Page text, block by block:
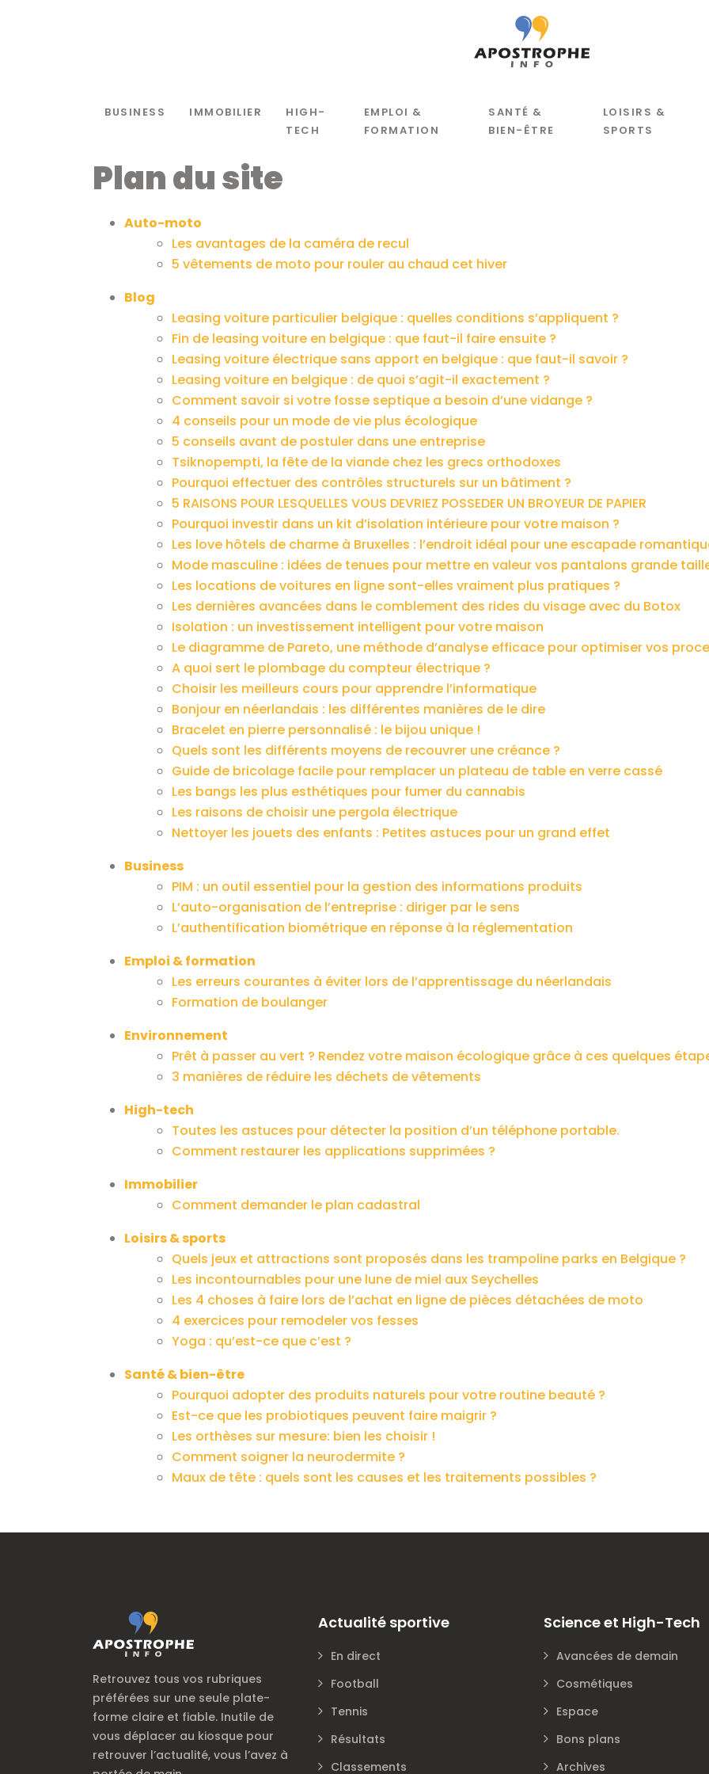
BUSINESS IMMOBILIER
HIGH-
TECH
EMPLOI &
FORMATION
SANTÉ &
BIEN-ÊTRE
LOISIRS &
SPORTS
Plan du site
Auto-moto
Les avantages de la caméra de recul
5 vêtements de moto pour rouler au chaud cet hiver
Blog
Leasing voiture particulier belgique : quelles conditions s’appliquent ?
Fin de leasing voiture en belgique : que faut-il faire ensuite ?
Leasing voiture électrique sans apport en belgique : que faut-il savoir ?
Leasing voiture en belgique : de quoi s’agit-il exactement ?
Comment savoir si votre fosse septique a besoin d’une vidange ?
4 conseils pour un mode de vie plus écologique
5 conseils avant de postuler dans une entreprise
Tsiknopempti, la fête de la viande chez les grecs orthodoxes
Pourquoi effectuer des contrôles structurels sur un bâtiment ?
5 RAISONS POUR LESQUELLES VOUS DEVRIEZ POSSEDER UN BROYEUR DE PAPIER
Pourquoi investir dans un kit d’isolation intérieure pour votre maison ?
Les love hôtels de charme à Bruxelles : l’endroit idéal pour une escapade
Mode masculine : idées de tenues pour mettre en valeur vos pantalons grande
Les locations de voitures en ligne sont-elles vraiment plus pratiques ?
Les dernières avancées dans le comblement des rides du visage avec du Botox
Isolation : un investissement intelligent pour votre maison
Le diagramme de Pareto, une méthode d’analyse efficace pour optimiser vos
A quoi sert le plombage du compteur électrique ?
Choisir les meilleurs cours pour apprendre l’informatique
Bonjour en néerlandais : les différentes manières de le dire
Bracelet en pierre personnalisé : le bijou unique !
Quels sont les différents moyens de recouvrer une créance ?
Guide de bricolage facile pour remplacer un plateau de table en verre cassé
Les bangs les plus esthétiques pour fumer du cannabis
Les raisons de choisir une pergola électrique
Nettoyer les jouets des enfants : Petites astuces pour un grand effet
Business
PIM : un outil essentiel pour la gestion des informations produits
L’auto-organisation de l’entreprise : diriger par le sens
L’authentification biométrique en réponse à la réglementation
Emploi & formation
Les erreurs courantes à éviter lors de l’apprentissage du néerlandais
Formation de boulanger
Environnement
Prêt à passer au vert ? Rendez votre maison écologique grâce à ces quelques
3 manières de réduire les déchets de vêtements
High-tech
Toutes les astuces pour détecter la position d’un téléphone portable.
Comment restaurer les applications supprimées ?
Immobilier
Comment demander le plan cadastral
Loisirs & sports
Quels jeux et attractions sont proposés dans les trampoline parks en Belgique ?
Les incontournables pour une lune de miel aux Seychelles
Les 4 choses à faire lors de l’achat en ligne de pièces détachées de moto
4 exercices pour remodeler vos fesses
Yoga : qu’est-ce que c’est ?
Santé & bien-être
Pourquoi adopter des produits naturels pour votre routine beauté ?
Est-ce que les probiotiques peuvent faire maigrir ?
Les orthèses sur mesure: bien les choisir !
Comment soigner la neurodermite ?
Maux de tête : quels sont les causes et les traitements possibles ?
Retrouvez tous vos rubriques
préférées sur une seule plate-
forme claire et fiable. Inutile de
vous déplacer au kiosque pour
retrouver l’actualité, vous l’avez à
Actualité sportive
En direct
Football
Tennis
Résultats
Classements
Science et High-Tech
Avancées de demain
Cosmétiques
Espace
Bons plans
Archives